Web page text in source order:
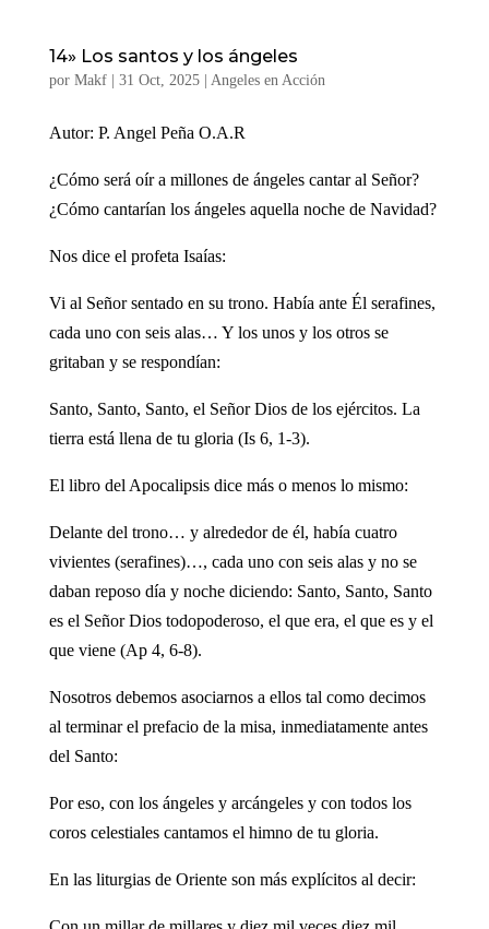
14» Los santos y los ángeles
por Makf| 31 Oct, 2025| Angeles en Acción
Autor: P. Angel Peña O.A.R
¿Cómo será oír a millones de ángeles cantar al Señor?
¿Cómo cantarían los ángeles aquella noche de Navidad?
Nos dice el profeta Isaías:
Vi al Señor sentado en su trono. Había ante Él serafines,
cada uno con seis alas… Y los unos y los otros se
gritaban y se respondían:
Santo, Santo, Santo, el Señor Dios de los ejércitos. La
tierra está llena de tu gloria (Is 6, 1-3).
El libro del Apocalipsis dice más o menos lo mismo:
Delante del trono… y alrededor de él, había cuatro
vivientes (serafines)…, cada uno con seis alas y no se
daban reposo día y noche diciendo: Santo, Santo, Santo
es el Señor Dios todopoderoso, el que era, el que es y el
que viene (Ap 4, 6-8).
Nosotros debemos asociarnos a ellos tal como decimos
al terminar el prefacio de la misa, inmediatamente antes
del Santo:
Por eso, con los ángeles y arcángeles y con todos los
coros celestiales cantamos el himno de tu gloria.
En las liturgias de Oriente son más explícitos al decir: